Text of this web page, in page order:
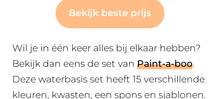
Bekijk beste prijs
Wil je in één keer alles bij elkaar hebben?
Bekijk dan eens de set van Paint-a-boo.
Deze waterbasis set heeft 15 verschillende
kleuren, kwasten, een spons en sjablonen.